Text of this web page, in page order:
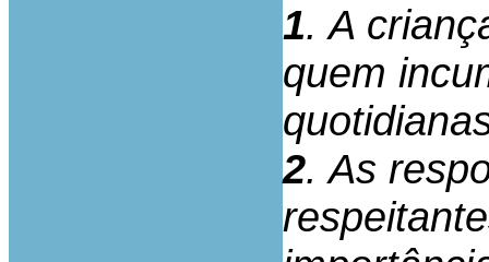
1. A
quem
2. As